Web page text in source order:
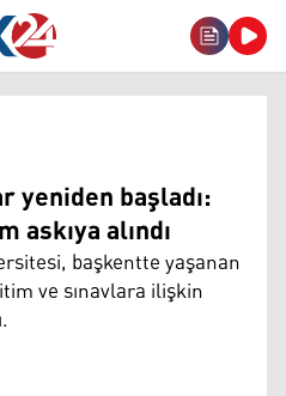
yeniden başladı:
alındı
başkentte yaşanan
ve sınavlara ilişkin